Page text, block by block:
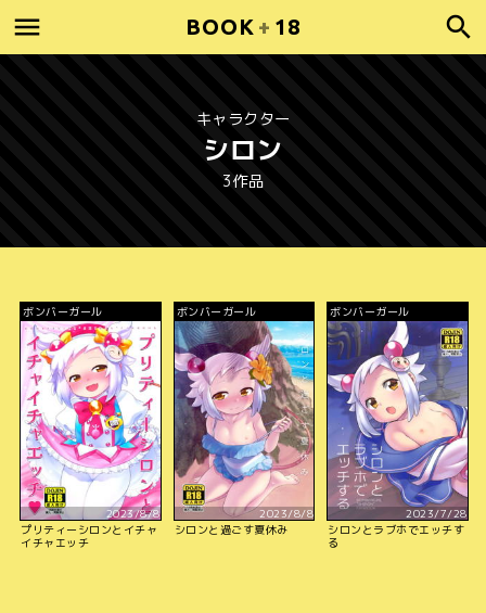
BOOK + 18
キャラクター
シロン
3作品
ボンバーガール
2023/8/8
プリティーシロンとイチャ
イチャエッチ
ボンバーガール
2023/8/8
シロンと過ごす夏休み
ボンバーガール
2023/7/28
シロンとラブホでエッチす
る